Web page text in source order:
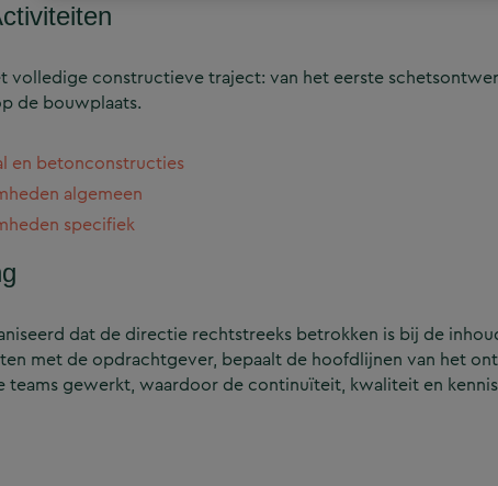
volledige constructieve traject: van het eerste
de bouwplaats.
en betonconstructies
algemeen
specifiek
dat de directie rechtstreeks betrokken is bij de
met de opdrachtgever, bepaalt de hoofdlijnen van het
gewerkt, waardoor de continuïteit, kwaliteit en